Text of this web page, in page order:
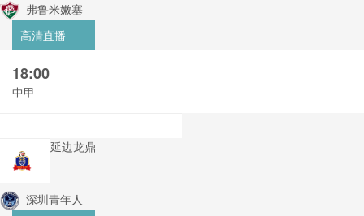
弗鲁米嫩塞
高清直播
18:00
中甲
延边龙鼎
深圳青年人